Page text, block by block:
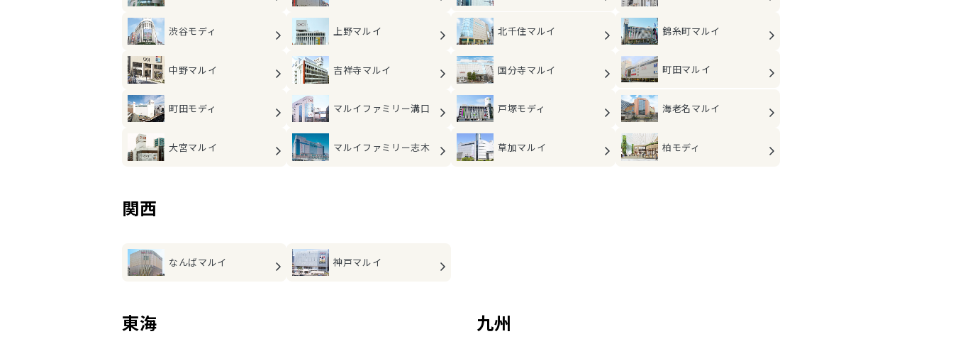
渋谷モディ 上野マルイ 北千住マルイ 錦糸町マルイ
中野マルイ 吉祥寺マルイ 国分寺マルイ 町田マルイ
町田モディ マルイファミリー溝口 戸塚モディ 海老名マルイ
大宮マルイ マルイファミリー志木 草加マルイ 柏モディ
関西
なんばマルイ 神戸マルイ
東海 九州